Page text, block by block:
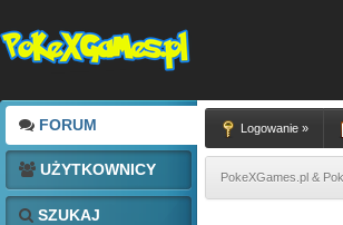
FORUM
UŻYTKOWNICY
SZUKAJ
Logowanie »
PokeXGames.pl &